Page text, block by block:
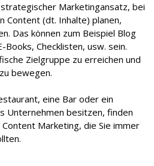
Marketingansatz, bei
Content (dt. Inhalte) planen,
Das können zum Beispiel Blog
Checklisten, usw. sein.
Zielgruppe zu erreichen und
bewegen.
eine Bar oder ein
Unternehmen besitzen, finden
Marketing, die Sie immer